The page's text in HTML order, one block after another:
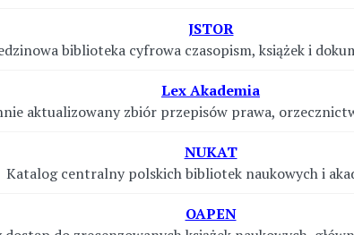
JSTOR
biblioteka cyfrowa czasopism, książek i
Lex Akademia
aktualizowany zbiór przepisów prawa,
NUKAT
Katalog centralny polskich bibliotek naukowych i
OAPEN